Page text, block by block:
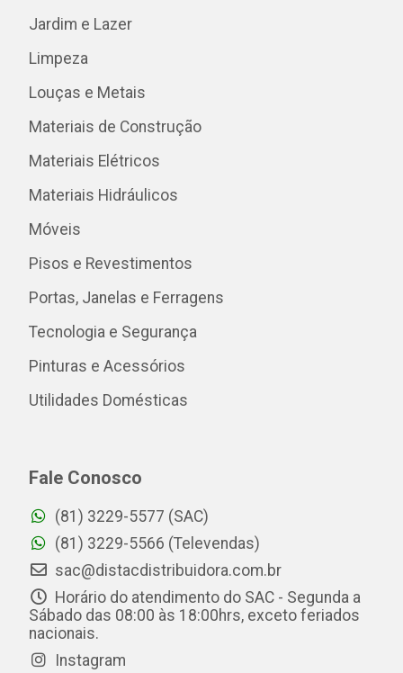
Jardim e Lazer
Limpeza
Louças e Metais
Materiais de Construção
Materiais Elétricos
Materiais Hidráulicos
Móveis
Pisos e Revestimentos
Portas, Janelas e Ferragens
Tecnologia e Segurança
Pinturas e Acessórios
Utilidades Domésticas
Fale Conosco
(81) 3229-5577 (SAC)
(81) 3229-5566 (Televendas)
sac@distacdistribuidora.com.br
Horário do atendimento do SAC - Segunda a
Sábado das 08:00 às 18:00hrs, exceto feriados
nacionais.
Instagram